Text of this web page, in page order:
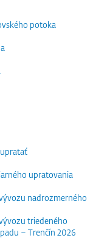
potoka
upratovania
nadrozmerného
triedeného
– Trenčín 2026